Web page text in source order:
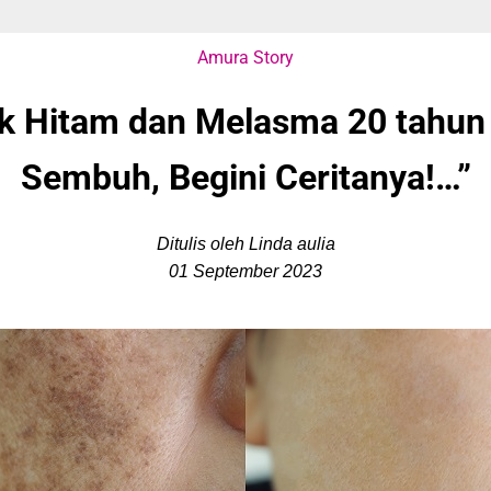
Amura Story
Hitam dan Melasma 20
Sembuh, Begini Ceritanya!…”
Ditulis oleh Linda aulia
01 September 2023